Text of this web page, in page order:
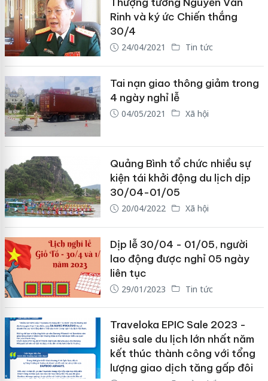
Rinh và ký ức Chiến thắng
30/4
24/04/2021 Tin tức
Tai nạn giao thông giảm trong
4 ngày nghỉ lễ
04/05/2021 Xã hội
Quảng Bình tổ chức nhiều sự
kiện tái khởi động du lịch dịp
30/04-01/05
20/04/2022 Xã hội
Dịp lễ 30/04 - 01/05, người
lao động được nghỉ 05 ngày
liên tục
29/01/2023 Tin tức
Traveloka EPIC Sale 2023 -
siêu sale du lịch lớn nhất năm
kết thúc thành công với tổng
lượng giao dịch tăng gấp đôi